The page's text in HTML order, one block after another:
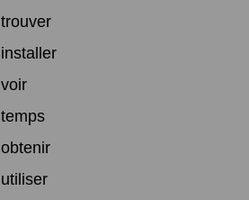
trouver
installer
voir
temps
obtenir
utiliser